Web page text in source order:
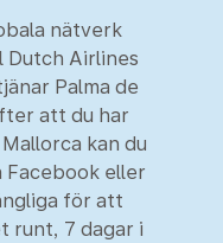
nätverk
Dutch Airlines
Palma de
att du har
kan du
Facebook eller
för att
runt, 7 dagar i